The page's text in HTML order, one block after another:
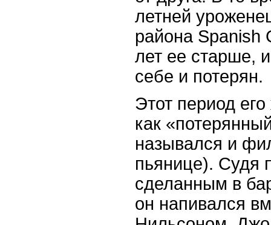
летней
района Spanish
лет ее старше,
себе и потерян.
Этот период
как
назывался и
пьянице). Судя
сделанным в
он напивался